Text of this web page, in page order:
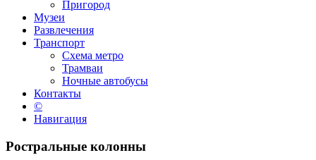
Пригород
Музеи
Развлечения
Транспорт
Схема метро
Трамваи
Ночные автобусы
Контакты
©
Навигация
Ростральные колонны